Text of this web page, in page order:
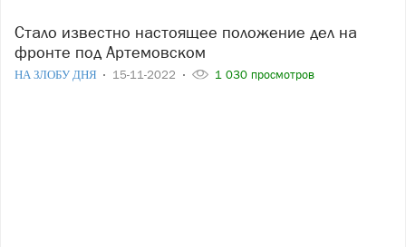
Стало известно настоящее положение дел на
фронте под Артемовском
НА ЗЛОБУ ДНЯ 15-11-2022 1 030 просмотров